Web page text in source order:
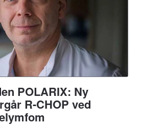
POLARIX: Ny
R-CHOP ved